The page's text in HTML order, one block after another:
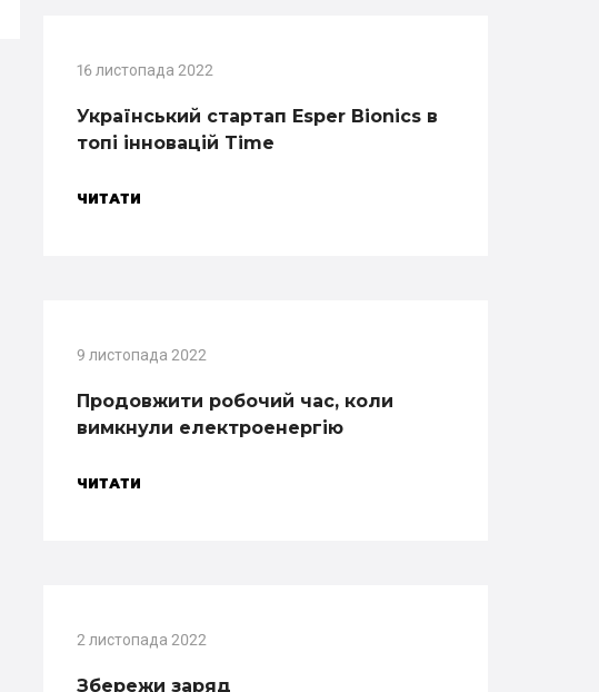
16 листопада 2022
Український стартап Esper Bionics в
топі інновацій Time
ЧИТАТИ
9 листопада 2022
Продовжити робочий час, коли
вимкнули електроенергію
ЧИТАТИ
2 листопада 2022
Збережи заряд